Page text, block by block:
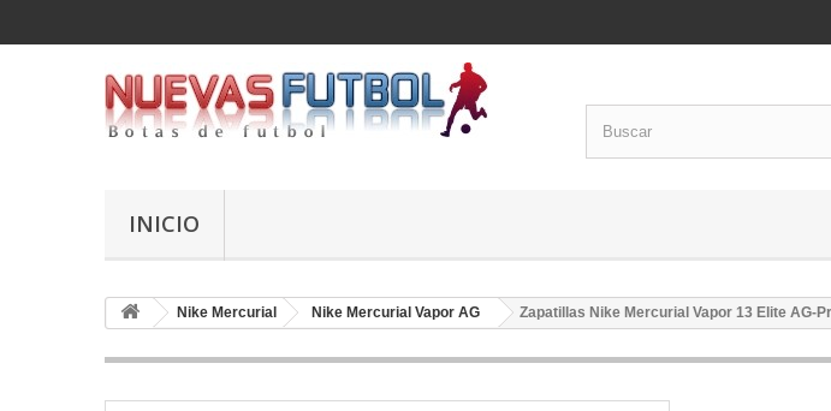
INICIO
Nike Mercurial Nike Mercurial Vapor AG Zapatillas Nike Mercurial Vapor 13 Elite AG-